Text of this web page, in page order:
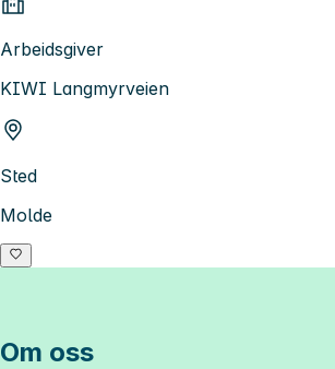
Arbeidsgiver
KIWI Langmyrveien
Sted
Molde
Om oss